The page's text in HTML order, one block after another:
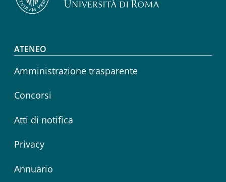
Footer menu
ATENEO
Amministrazione trasparente
Concorsi
Atti di notifica
Privacy
Annuario